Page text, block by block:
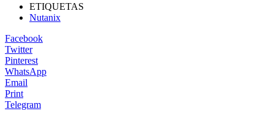
ETIQUETAS
Nutanix
Facebook
Twitter
Pinterest
WhatsApp
Email
Print
Telegram